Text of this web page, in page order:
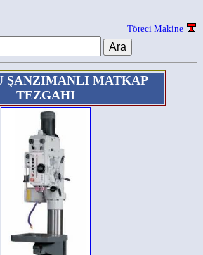
Töreci Makine
ŞANZIMANLI MATKAP
TEZGAHI